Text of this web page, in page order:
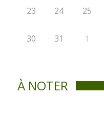
23 24 25
30 31 1
À NOTER